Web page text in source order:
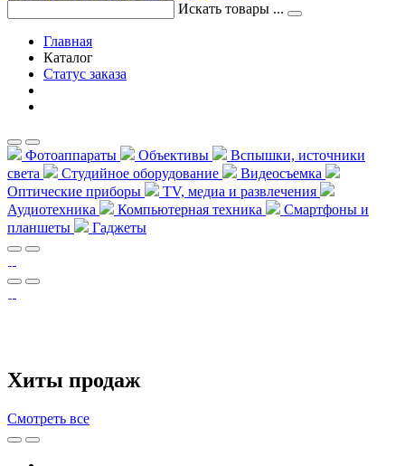
Искать товары ...
Главная
Каталог
Статус заказа
Фотоаппараты Объективы
Вспышки, источники
света
Студийное оборудование
Видеосъемка
Оптические приборы
TV, медиа и развлечения
Аудиотехника
Компьютерная техника
Смартфоны и
планшеты
Гаджеты
Хиты продаж
Смотреть все